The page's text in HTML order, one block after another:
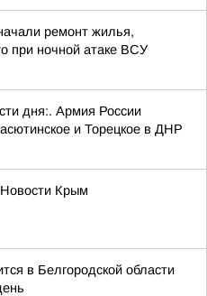
ремонт жилья,
при ночной атаке ВСУ
дня:. Армия России
и Торецкое в ДНР
Крым
в Белгородской области